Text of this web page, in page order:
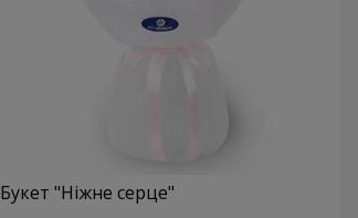
Букет "Ніжне серце"